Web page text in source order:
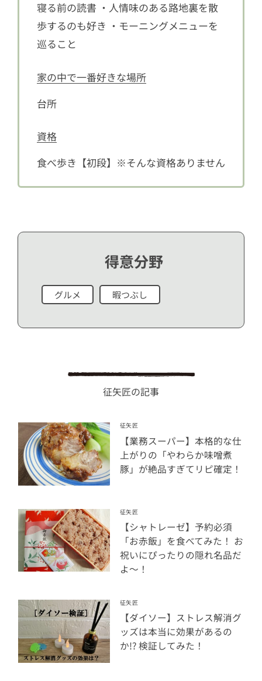
寝る前の読書 ・人情味のある路地裏を散
歩するのも好き ・モーニングメニューを
巡ること
家の中で一番好きな場所
台所
資格
食べ歩き【初段】※そんな資格ありません
得意分野
グルメ 暇つぶし
征矢匠の記事
征矢匠
【業務スーパー】本格的な仕
上がりの「やわらか味噌煮
豚」が絶品すぎてリピ確定！
征矢匠
【シャトレーゼ】予約必須
「お赤飯」を食べてみた！ お
祝いにぴったりの隠れ名品だ
よ～！
征矢匠
【ダイソー】ストレス解消グ
ッズは本当に効果があるの
か!? 検証してみた！